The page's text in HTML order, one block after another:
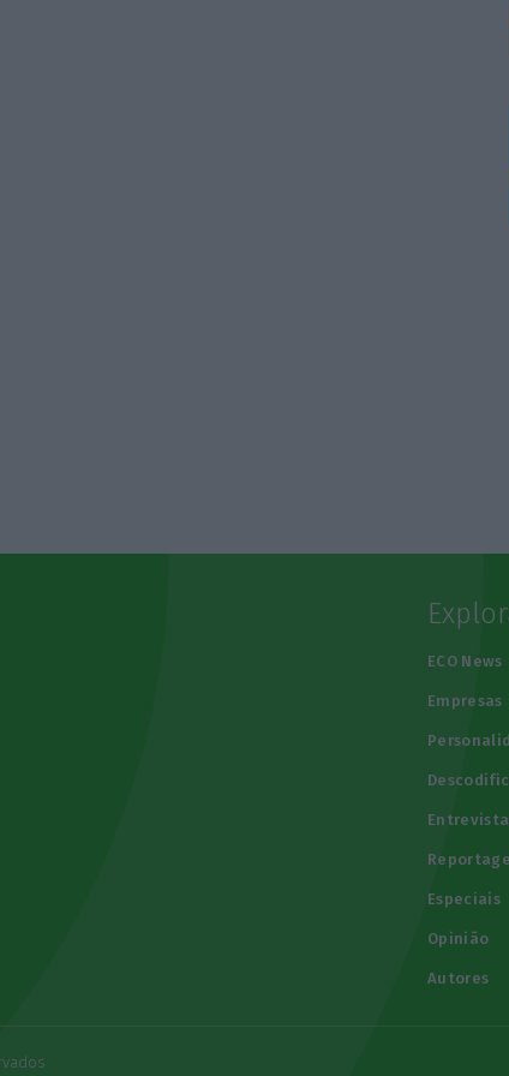
ECO News
Empresas
Especiais
Opinião
Autores